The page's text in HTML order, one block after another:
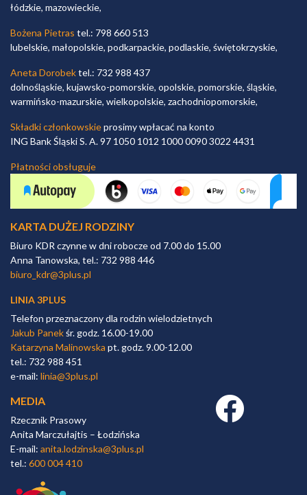
łódzkie, mazowieckie,
Bożena Pietras tel.: 798 660 513
lubelskie, małopolskie, podkarpackie, podlaskie, świętokrzyskie,
Aneta Dorobektel.: 732 988 437
dolnośląskie, kujawsko-pomorskie, opolskie, pomorskie, śląskie,
warmińsko-mazurskie, wielkopolskie, zachodniopomorskie,
Składki członkowskieprosimy wpłacać na konto
ING Bank Śląski S. A. 97 1050 1012 1000 0090 3022 4431
Płatności obsługuje
KARTA DUŻEJ RODZINY
Biuro KDR czynne w dni robocze od 7.00 do 15.00
Anna Tanowska, tel.: 732 988 446
biuro_kdr@3plus.pl
LINIA 3PLUS
Telefon przeznaczony dla rodzin wielodzietnych
Jakub Panekśr. godz. 16.00-19.00
Katarzyna Malinowska pt. godz. 9.00-12.00
tel.: 732 988 451
e-mail: linia@3plus.pl
MEDIA
Rzecznik Prasowy
Anita Marczułajtis – Łodzińska
E-mail: anita.lodzinska@3plus.pl
tel.: 600 004 410
Facebook link